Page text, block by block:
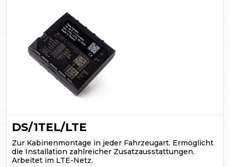
DS/1TEL/LTE
Zur Kabinenmontage in jeder Fahrzeugart. Ermöglicht
die Installation zahlreicher Zusatzausstattungen.
Arbeitet im LTE-Netz.